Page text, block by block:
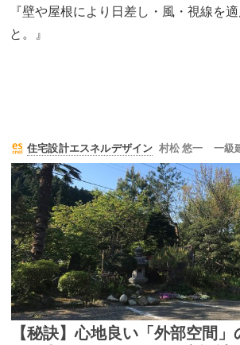
『壁や屋根により日差し・風・視線を
と。』